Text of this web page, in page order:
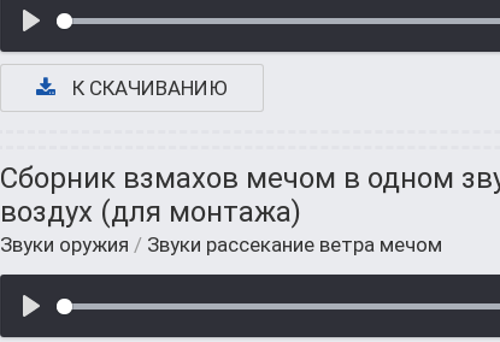
К СКАЧИВАНИЮ
Сборник взмахов мечом в одном
воздух (для монтажа)
Звуки оружия / Звуки рассекание ветра мечом